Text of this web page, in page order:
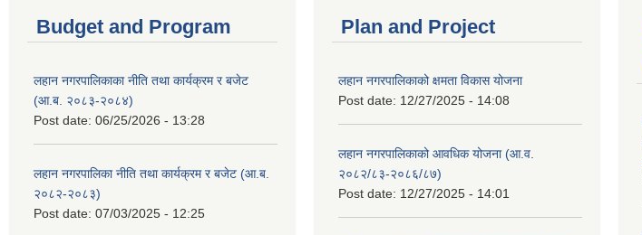
Budget and Program
लहान नगरपालिकाका नीति तथा कार्यक्रम र बजेट
(आ.ब. २०८३-२०८४)
Post date: 06/25/2026 - 13:28
लहान नगरपालिका नीति तथा कार्यक्रम र बजेट (आ.ब.
२०८२-२०८३)
Post date: 07/03/2025 - 12:25
Plan and Project
लहान नगरपालिकाको क्षमता विकास योजना
Post date: 12/27/2025 - 14:08
लहान नगरपालिकाको आवधिक योजना (आ.व.
२०८२/८३-२०८६/८७)
Post date: 12/27/2025 - 14:01